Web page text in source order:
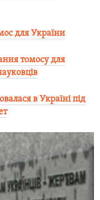
для України
томосу для
в Україні під